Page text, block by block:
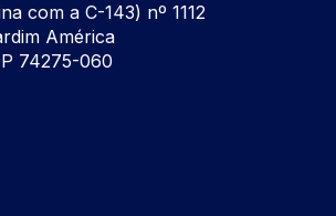
com a C-143) nº 1112
América
74275-060